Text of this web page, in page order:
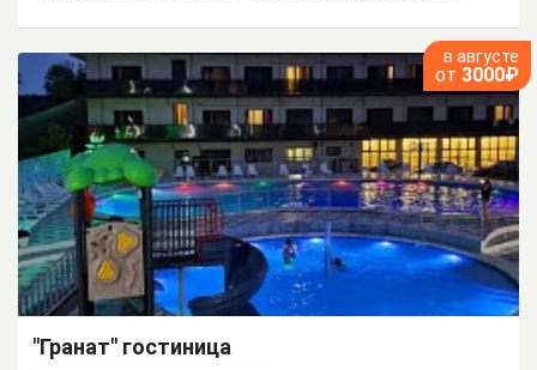
в августе
от 3000₽
"Гранат" гостиница